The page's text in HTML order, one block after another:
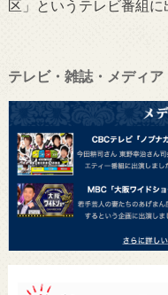
区」というテレビ番組に
テレビ・雑誌・メディ